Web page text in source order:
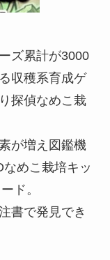
ズ累計が3000
収穫系育成ゲ
探偵なめこ栽
が増え図鑑機
めこ栽培キッ
ド。
書で発見でき